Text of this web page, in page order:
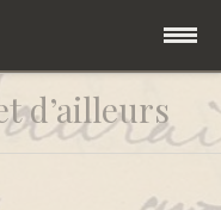
d’ailleurs